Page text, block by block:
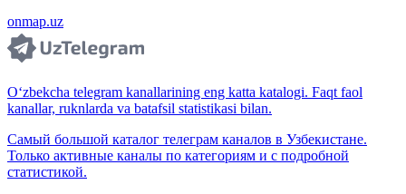
onmap.uz
O‘zbekcha telegram kanallarining eng katta katalogi. Faqt faol
kanallar, ruknlarda va batafsil statistikasi bilan.
Самый большой каталог телеграм каналов в Узбекистане.
Только активные каналы по категориям и с подробной
статистикой.